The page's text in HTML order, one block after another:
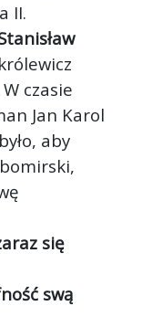
II.
czasie
Jan Karol
aby
się
swą